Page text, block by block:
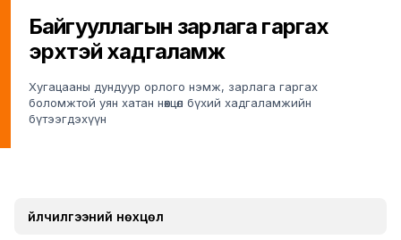
Байгууллагын зарлага гаргах
эрхтэй хадгаламж
Хугацааны дундуур орлого нэмж, зарлага гаргах
боломжтой уян хатан нөхцөл бүхий хадгаламжийн
бүтээгдэхүүн
Үйлчилгээний нөхцөл